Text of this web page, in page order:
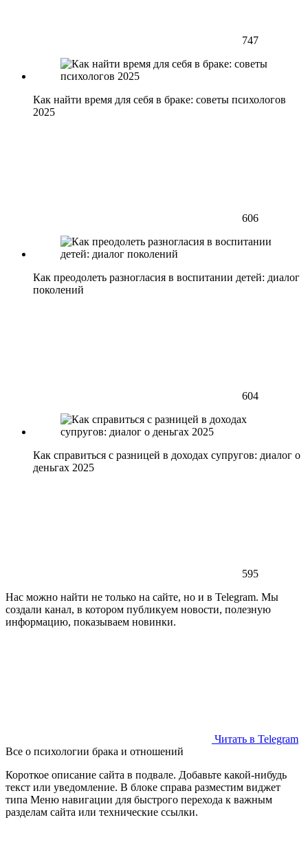
747
Как найти время для себя в браке: советы психологов
2025
606
Как преодолеть разногласия в воспитании детей: диалог
поколений
604
Как справиться с разницей в доходах супругов: диалог о
деньгах 2025
595
Нас можно найти не только на сайте, но и в Telegram. Мы
создали канал, в котором публикуем новости, полезную
информацию, показываем новинки.
Читать в Telegram
Все о психологии брака и отношений
Короткое описание сайта в подвале. Добавьте какой-нибудь
текст или уведомление. В блоке справа разместим виджет
типа Меню навигации для быстрого перехода к важным
разделам сайта или технические ссылки.